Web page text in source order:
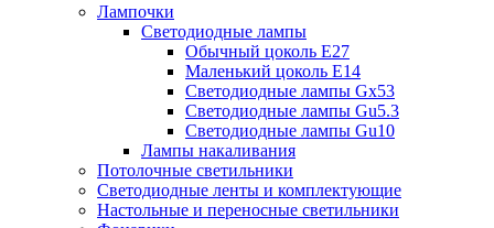
Лампочки
Светодиодные лампы
Обычный цоколь Е27
Маленький цоколь Е14
Светодиодные лампы Gx53
Светодиодные лампы Gu5.3
Светодиодные лампы Gu10
Лампы накаливания
Потолочные светильники
Светодиодные ленты и комплектующие
Настольные и переносные светильники